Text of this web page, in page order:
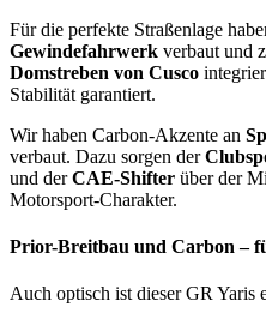
Für die perfekte Straßenlage
Gewindefahrwerk verbaut und
Domstreben von Cusco
Stabilität garantiert.
Wir haben Carbon-Akzente an
verbaut. Dazu sorgen der
und derCAE-Shifter über der
Motorsport-Charakter.
Prior-Breitbau und Carbon –
Auch optisch ist dieser GR Yaris